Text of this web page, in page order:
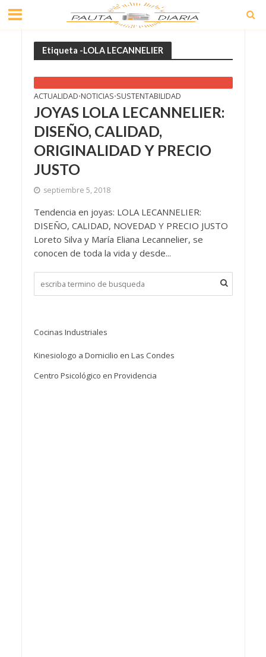
Etiqueta -LOLA LECANNELIER
ACTUALIDAD•NOTICIAS•SUSTENTABILIDAD
JOYAS LOLA LECANNELIER:
DISEÑO, CALIDAD,
ORIGINALIDAD Y PRECIO
JUSTO
septiembre 5, 2018
Tendencia en joyas: LOLA LECANNELIER:
DISEÑO, CALIDAD, NOVEDAD Y PRECIO JUSTO
Loreto Silva y María Eliana Lecannelier, se
conocen de toda la vida y desde...
Cocinas Industriales
Kinesiologo a Domicilio en Las Condes
Centro Psicológico en Providencia